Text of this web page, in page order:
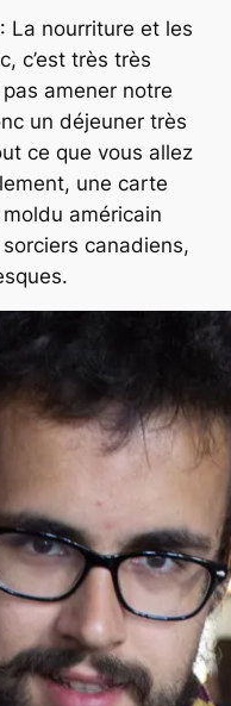
La nourriture et les
c’est très très
amener notre
un déjeuner très
ce que vous allez
une carte
américain
canadiens,